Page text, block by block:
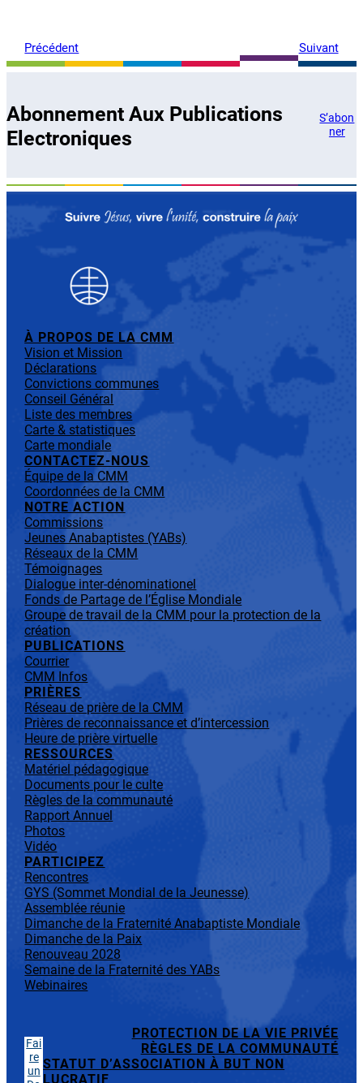
Précédent Suivant
Abonnement Aux Publications
Electroniques
S’abon
ner
À PROPOS DE LA CMM
Vision et Mission
Déclarations
Convictions communes
Conseil Général
Liste des membres
Carte & statistiques
Carte mondiale
CONTACTEZ-NOUS
Équipe de la CMM
Coordonnées de la CMM
NOTRE ACTION
Commissions
Jeunes Anabaptistes (YABs)
Réseaux de la CMM
Témoignages
Dialogue inter-dénominationel
Fonds de Partage de l’Église Mondiale
Groupe de travail de la CMM pour la protection de la
création
PUBLICATIONS
Courrier
CMM Infos
PRIÈRES
Réseau de prière de la CMM
Prières de reconnaissance et d’intercession
Heure de prière virtuelle
RESSOURCES
Matériel pédagogique
Documents pour le culte
Règles de la communauté
Rapport Annuel
Photos
Vidéo
PARTICIPEZ
Rencontres
GYS (Sommet Mondial de la Jeunesse)
Assemblée réunie
Dimanche de la Fraternité Anabaptiste Mondiale
Dimanche de la Paix
Renouveau 2028
Semaine de la Fraternité des YABs
Webinaires
Fai
re
un
PROTECTION DE LA VIE PRIVÉE
RÈGLES DE LA COMMUNAUTÉ
STATUT D’ASSOCIATION À BUT NON
LUCRATIF